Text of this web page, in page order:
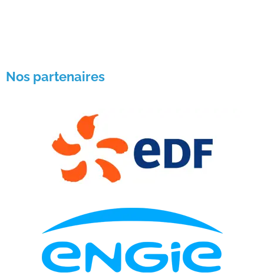
Nos partenaires